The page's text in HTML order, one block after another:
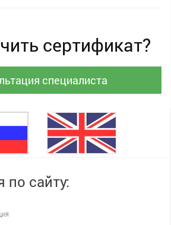
сертификат?
специалиста
по сайту: